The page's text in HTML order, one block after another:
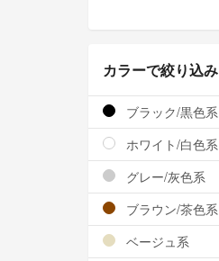
カラーで絞り込み
ブラック/黒色系
ホワイト/白色系
グレー/灰色系
ブラウン/茶色系
ベージュ系